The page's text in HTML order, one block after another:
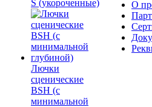
S (укороченные)
Лючки
сценические
BSH (с
минимальной
О